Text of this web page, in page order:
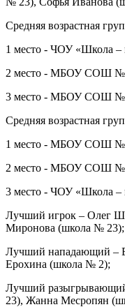
Средняя возрастная
1 место - ЧОУ «Школа
2 место - МБОУ СОШ №
3 место - МБОУ СОШ №
Средняя возрастная
1 место - МБОУ СОШ №
2 место - МБОУ СОШ №
3 место - ЧОУ «Школа
Лучший игрок – Олег
Миронова (школа № 23);
Лучший нападающий –
Ерохина (школа № 2);
Лучший
23), Жанна Месропян